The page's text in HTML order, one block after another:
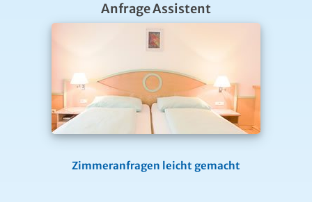
Anfrage Assistent
Zimmeranfragen leicht gemacht